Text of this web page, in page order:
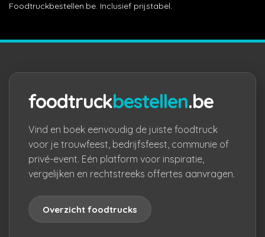
Foodtruckbestellen.be. Inclusief prijstabel.
foodtruckbestellen.be
Vind en boek eenvoudig de juiste foodtruck
voor je trouwfeest, bedrijfsfeest, communie of
privé-event. Eén platform voor inspiratie,
vergelijken en rechtstreeks offertes aanvragen.
Overzicht foodtrucks